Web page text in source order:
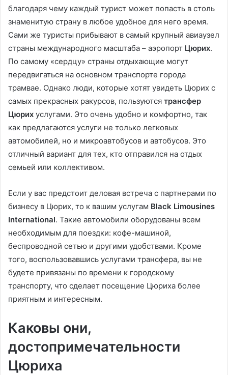
благодаря чему каждый турист может попасть в столь
знаменитую страну в любое удобное для него время.
Сами же туристы прибывают в самый крупный авиаузел
страны международного масштаба – аэропорт Цюрих.
По самому «сердцу» страны отдыхающие могут
передвигаться на основном транспорте города
трамвае. Однако люди, которые хотят увидеть Цюрих с
самых прекрасных ракурсов, пользуются трансфер
Цюрих услугами. Это очень удобно и комфортно, так
как предлагаются услуги не только легковых
автомобилей, но и микроавтобусов и автобусов. Это
отличный вариант для тех, кто отправился на отдых
семьей или коллективом.
Если у вас предстоит деловая встреча с партнерами по
бизнесу в Цюрих, то к вашим услугам Black Limousines
International. Такие автомобили оборудованы всем
необходимым для поездки: кофе-машиной,
беспроводной сетью и другими удобствами. Кроме
того, воспользовавшись услугами трансфера, вы не
будете привязаны по времени к городскому
транспорту, что сделает посещение Цюриха более
приятным и интересным.
Каковы они,
достопримечательности
Цюриха